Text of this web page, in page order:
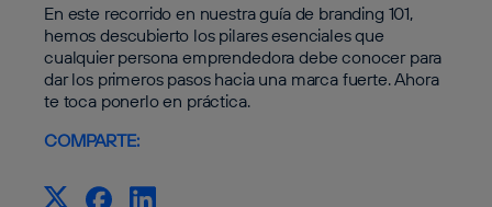
En este recorrido en nuestra guía de branding 101,
hemos descubierto los pilares esenciales que
cualquier persona emprendedora debe conocer para
dar los primeros pasos hacia una marca fuerte. Ahora
te toca ponerlo en práctica.
COMPARTE: